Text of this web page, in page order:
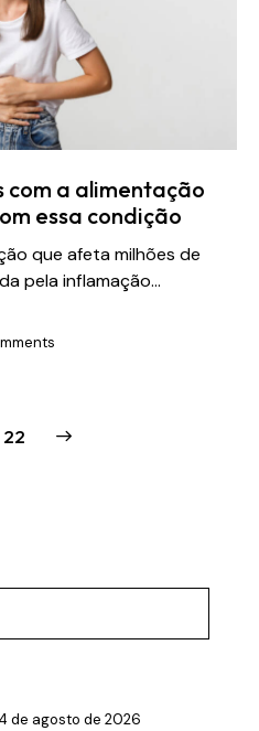
a alimentação
essa condição
que afeta milhões de
pela inflamação…
22
4 de agosto de 2026